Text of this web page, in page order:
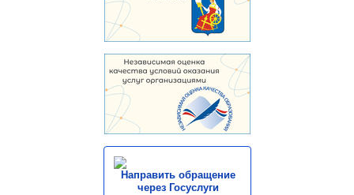
Направить обращение
через Госуслуги